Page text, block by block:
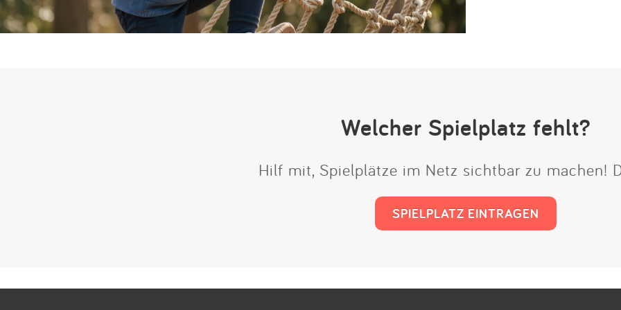
Welcher Spielplatz fehlt?
Hilf mit, Spielplätze im Netz sichtbar zu machen!
SPIELPLATZ EINTRAGEN